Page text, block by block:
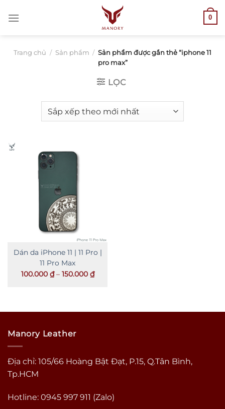
qua
0
Trang chủ / Sản phẩm / Sản phẩm được gắn thẻ “iphone 11
pro max”
LỌC
Dán da iPhone 11 | 11 Pro |
11 Pro Max
100.000 ₫ – 150.000 ₫Khoảng
giá:
Manory Leather
Địa chỉ: 105/66 Hoàng Bật Đạt, P.15, Q.Tân Bình,
Tp.HCM
Hotline: 0945 997 911 (Zalo)